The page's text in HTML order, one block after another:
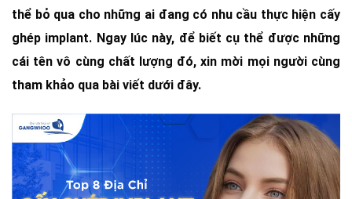
thể bỏ qua cho những ai đang có nhu cầu thực hiện cấy
ghép implant. Ngay lúc này, để biết cụ thể được những
cái tên vô cùng chất lượng đó, xin mời mọi người cùng
tham khảo qua bài viết dưới đây.